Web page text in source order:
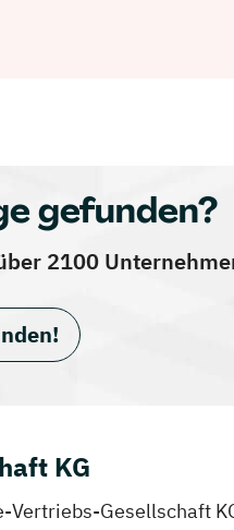
gefunden?
2100
KG
Vertriebs-Gesellschaft